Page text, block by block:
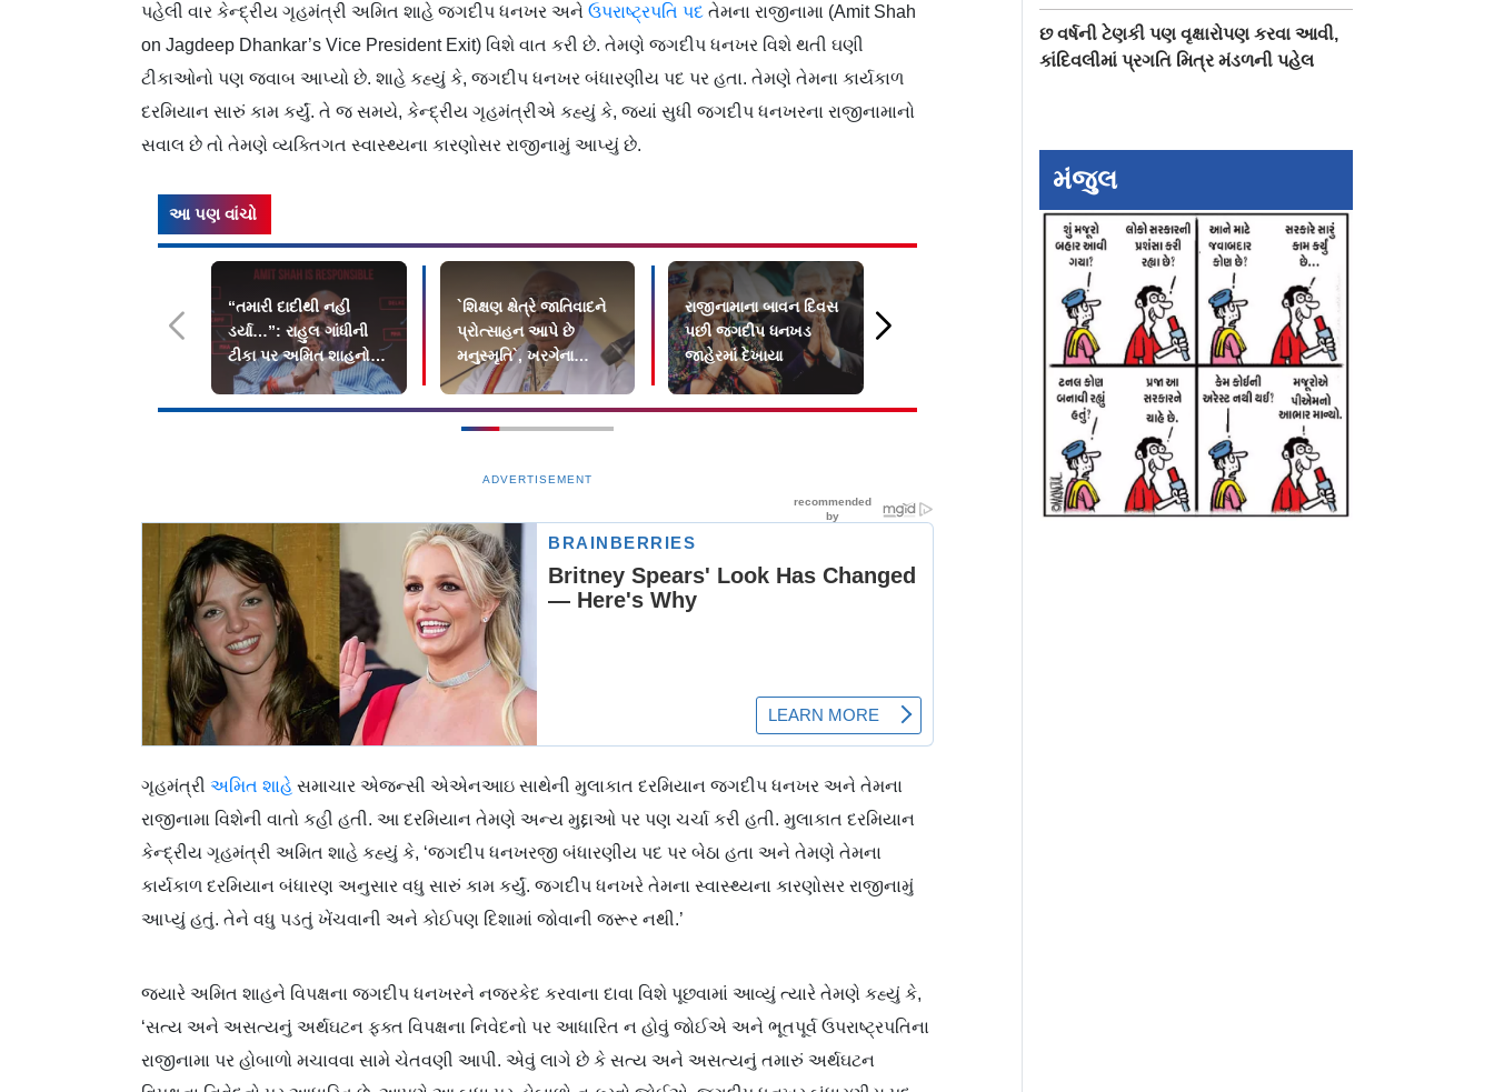
પહેલી વાર કેન્દ્રીય ગૃહમંત્રી અમિત શાહે જગદીપ ધનખર અને ઉપરાષ્ટ્રપતિ પદ તેમના રાજીનામા (Amit Shah
on Jagdeep Dhankar’s Vice President Exit) વિશે વાત કરી છે. તેમણે જગદીપ ધનખર વિશે થતી ઘણી
ટીકાઓનો પણ જવાબ આપ્યો છે. શાહે કહ્યું કે, જગદીપ ધનખર બંધારણીય પદ પર હતા. તેમણે તેમના કાર્યકાળ
દરમિયાન સારું કામ કર્યું. તે જ સમયે, કેન્દ્રીય ગૃહમંત્રીએ કહ્યું કે, જ્યાં સુધી જગદીપ ધનખરના રાજીનામાનો
સવાલ છે તો તેમણે વ્યક્તિગત સ્વાસ્થ્યના કારણોસર રાજીનામું આપ્યું છે.
આ પણ વાંચો
“તમારી દાદીથી નહીં
ડર્યા…”: રાહુલ ગાંધીની
ટીકા પર અમિત શાહનો
જુઓ વીડિયો ટ્રેન્ડ
`શિક્ષણ ક્ષેત્રે જાતિવાદને
પ્રોત્સાહન આપે છે
મનુસ્મૃતિ`, ખરગેના
નિવેદન પર હોબાળો
રાજીનામાના બાવન દિવસ
પછી જગદીપ ધનખડ
જાહેરમાં દેખાયા
રાજીનામાં બાદ પહેલીવાર
શપથવિધિમાં રહ્યા હાજર
મધ્ય પ્રદેશની દતિયા
બેઠક પર BJP કૉન્ગ્રેસને
હરાવવામાં ફરી નિષ્ફળ
ADVERTISEMENT
ગૃહમંત્રી અમિત શાહે સમાચાર એજન્સી એએનઆઇ સાથેની મુલાકાત દરમિયાન જગદીપ ધનખર અને તેમના
રાજીનામા વિશેની વાતો કહી હતી. આ દરમિયાન તેમણે અન્ય મુદ્દાઓ પર પણ ચર્ચા કરી હતી. મુલાકાત દરમિયાન
કેન્દ્રીય ગૃહમંત્રી અમિત શાહે કહ્યું કે, ‘જગદીપ ધનખરજી બંધારણીય પદ પર બેઠા હતા અને તેમણે તેમના
કાર્યકાળ દરમિયાન બંધારણ અનુસાર વધુ સારું કામ કર્યું. જગદીપ ધનખરે તેમના સ્વાસ્થ્યના કારણોસર રાજીનામું
આપ્યું હતું. તેને વધુ પડતું ખેંચવાની અને કોઈપણ દિશામાં જોવાની જરૂર નથી.’
જ્યારે અમિત શાહને વિપક્ષના જગદીપ ધનખરને નજરકેદ કરવાના દાવા વિશે પૂછવામાં આવ્યું ત્યારે તેમણે કહ્યું કે,
‘સત્ય અને અસત્યનું અર્થઘટન ફક્ત વિપક્ષના નિવેદનો પર આધારિત ન હોવું જોઈએ અને ભૂતપૂર્વ ઉપરાષ્ટ્રપતિના
રાજીનામા પર હોબાળો મચાવવા સામે ચેતવણી આપી. એવું લાગે છે કે સત્ય અને અસત્યનું તમારું અર્થઘટન
છ વર્ષની ટેણકી પણ વૃક્ષારોપણ કરવા આવી,
કાંદિવલીમાં પ્રગતિ મિત્ર મંડળની પહેલ
મંજુલ